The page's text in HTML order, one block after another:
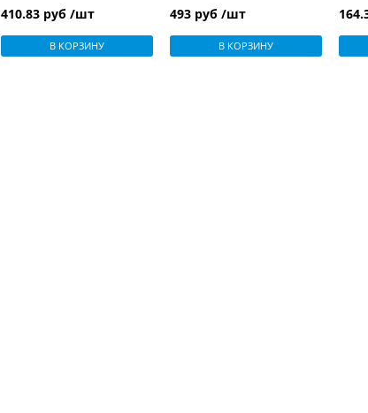
410.83 руб /шт
В КОРЗИНУ
493 руб /шт
В КОРЗИНУ